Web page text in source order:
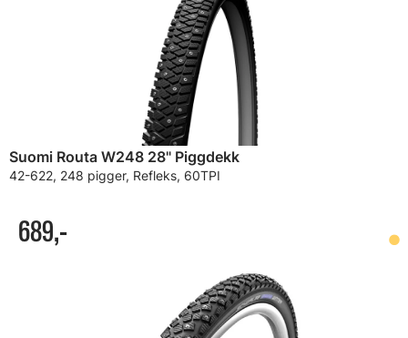
Suomi Routa W248 28" Piggdekk
42-622, 248 pigger, Refleks, 60TPI
689,-